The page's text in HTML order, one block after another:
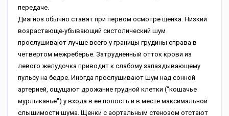
передаче.
Диагноз обычно ставят при первом осмотре щенка. Низкий
возрастающе-убывающий систолический шум
прослушивают лучше всего у границы грудины справа в
четвертом межреберье. Затрудненный отток крови из
левого желудочка приводит к слабому запаздывающему
пульсу на бедре. Иногда прослушивают шум над сонной
артерией, ощущают дрожание грудной клетки ("кошачье
мурлыканье") у входа в ее полость и в месте максимальной
слышимости шума. Щенки с аортальным стенозом отстают